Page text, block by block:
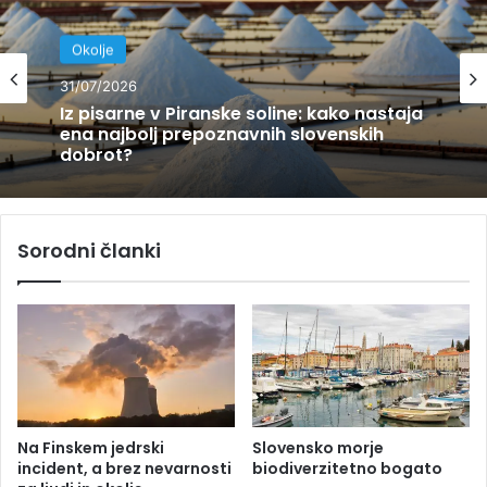
Okolje
31/07/2026
Iz pisarne v Piranske soline: kako nastaja
ena najbolj prepoznavnih slovenskih
dobrot?
Sorodni članki
Na Finskem jedrski
incident, a brez nevarnosti
Slovensko morje
biodiverzitetno bogato